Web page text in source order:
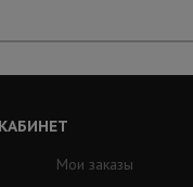
Мои заказы